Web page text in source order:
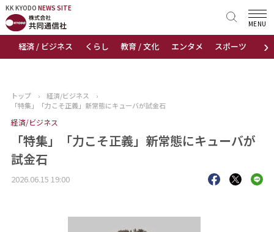
KK KYODO NEWS SITE
›
経済 / ビジネス くらし 教育 / 文化 エンタメ スポーツ 地域
MENU
KK KYODONEWS SITE
トップページ
ニュース
おすすめコンテンツ
出版物
トップ › 経済/ビジネス
›
「特集」「力こそ正義」新常態にキューバが試金石
経済/ビジネス
「特集」「力こそ正義」新常態にキューバが
試金石
2026.06.15 19:00